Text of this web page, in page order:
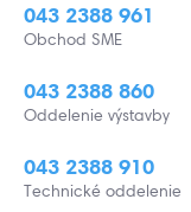
043 2388 961
Obchod SME
043 2388 860
Oddelenie výstavby
043 2388 910
Technické oddelenie